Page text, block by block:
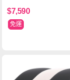
$7,590
免運